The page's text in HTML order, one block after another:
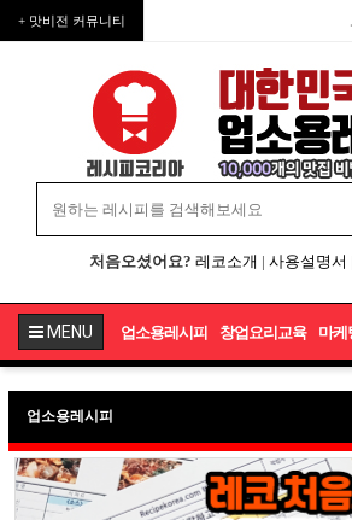
+ 맛비전 커뮤니티
처음오셨어요? 레코소개 | 사용설명서
MENU 업소용레시피 창업요리교육 마케
업소용레시피